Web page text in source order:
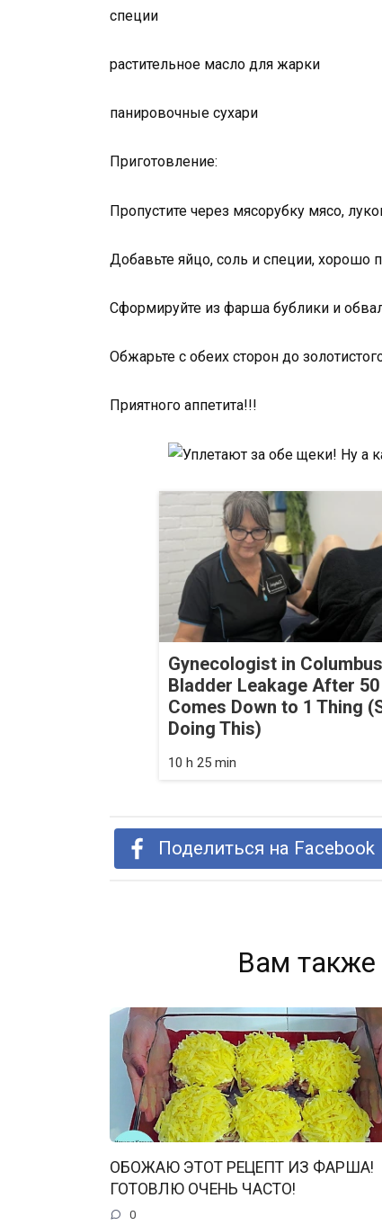
специи
растительное масло для жарки
панировочные сухари
Приготовление:
Пропустите через мясорубку мясо,
Добавьте яйцо, соль и специи, хорошо
Сформируйте из фарша бублики и
Обжарьте с обеих сторон до
Приятного аппетита!!!
Gynecologist in
Bladder Leakage After 50
Comes Down to 1 Thing
Doing This)
10 h 25 min
Поделиться на Facebook
Вам также
ОБОЖАЮ ЭТОТ РЕЦЕПТ ИЗ ФАРША!
ГОТОВЛЮ ОЧЕНЬ ЧАСТО!
0